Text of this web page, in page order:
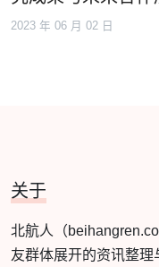
2023 年 06 月 02 日
关于
北航人（
友群体展开的资讯整理